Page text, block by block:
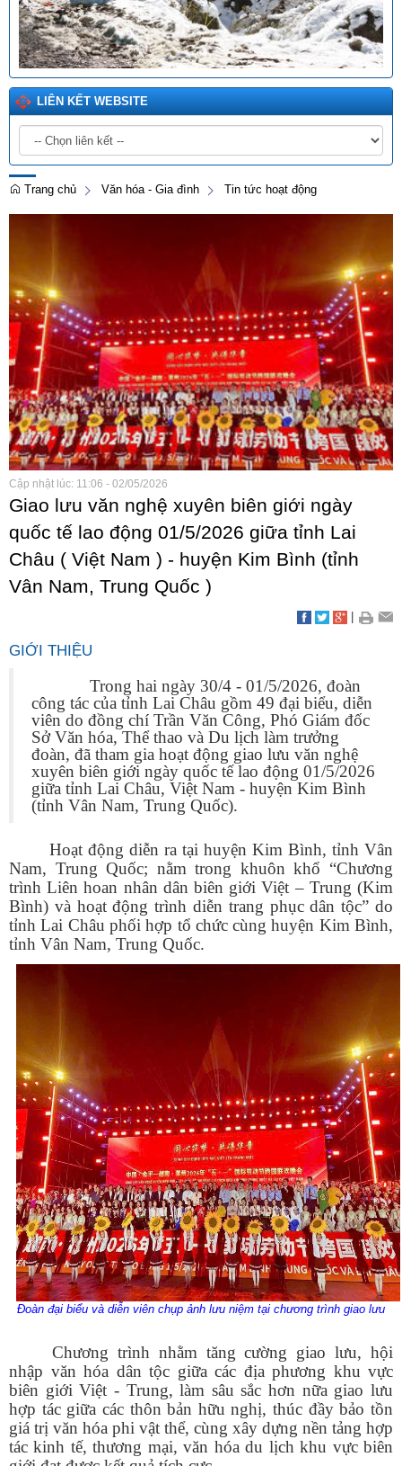
LIÊN KẾT WEBSITE
Trang chủ Văn hóa - Gia đình Tin tức hoạt động
Cập nhật lúc: 11:06 - 02/05/2026
Giao lưu văn nghệ xuyên biên giới ngày
quốc tế lao động 01/5/2026 giữa tỉnh Lai
Châu ( Việt Nam ) - huyện Kim Bình (tỉnh
Vân Nam, Trung Quốc )
GIỚI THIỆU
Trong hai ngày 30/4 - 01/5/2026, đoàn
công tác của tỉnh Lai Châu gồm 49 đại biểu, diễn
viên do đồng chí Trần Văn Công, Phó Giám đốc
Sở Văn hóa, Thể thao và Du lịch làm trưởng
đoàn, đã tham gia hoạt động giao lưu văn nghệ
xuyên biên giới ngày quốc tế lao động 01/5/2026
giữa tỉnh Lai Châu, Việt Nam - huyện Kim Bình
(tỉnh Vân Nam, Trung Quốc).
Hoạt động diễn ra tại huyện Kim Bình, tỉnh Vân
Nam, Trung Quốc; nằm trong khuôn khổ “Chương
trình Liên hoan nhân dân biên giới Việt – Trung (Kim
Bình) và hoạt động trình diễn trang phục dân tộc” do
tỉnh Lai Châu phối hợp tổ chức cùng huyện Kim Bình,
tỉnh Vân Nam, Trung Quốc.
Đoàn đại biểu và diễn viên chụp ảnh lưu niệm tại chương trình giao lưu
Chương trình nhằm tăng cường giao lưu, hội
nhập văn hóa dân tộc giữa các địa phương khu vực
biên giới Việt - Trung, làm sâu sắc hơn nữa giao lưu
hợp tác giữa các thôn bản hữu nghị, thúc đầy bảo tồn
giá trị văn hóa phi vật thể, cùng xây dựng nền tảng hợp
tác kinh tế, thương mại, văn hóa du lịch khu vực biên